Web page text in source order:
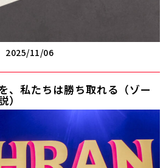
2025/11/06
、私たちは勝ち取れる（ゾー